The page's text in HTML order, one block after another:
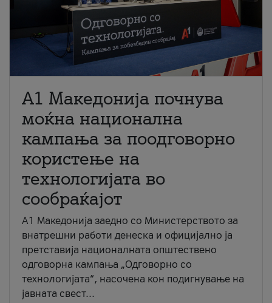
A1 Македонија почнува
моќна национална
кампања за поодговорно
користење на
технологијата во
сообраќајот
A1 Македонија заедно со Министерството за
внатрешни работи денеска и официјално ја
претставија националната општествено
одговорна кампања „Одговорно со
технологијата“, насочена кон подигнување на
јавната свест...